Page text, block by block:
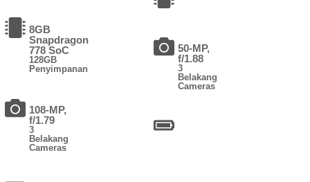
8GB
Snapdragon
778 SoC
128GB
Penyimpanan
108-MP,
f/1.79
3
Belakang
Cameras
50-MP,
f/1.88
3
Belakang
Cameras